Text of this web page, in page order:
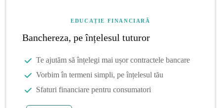
EDUCAȚIE FINANCIARĂ
Banchereza, pe înțelesul tuturor
Te ajutăm să înțelegi mai ușor contractele bancare
Vorbim în termeni simpli, pe înțelesul tău
Sfaturi financiare pentru consumatori